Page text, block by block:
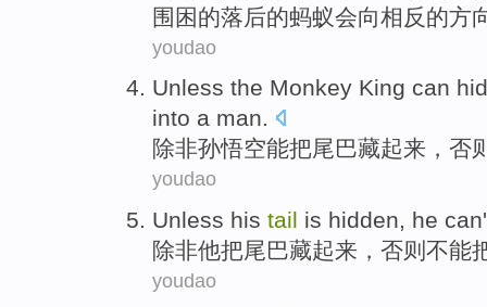
围困的落后的蚂蚁会向相反的方
youdao
Unless the Monkey King can
into a man.
除非孙悟空能把尾巴藏起来，否
youdao
Unless his tail is hidden, he
除非他把尾巴藏起来，否则不能
youdao